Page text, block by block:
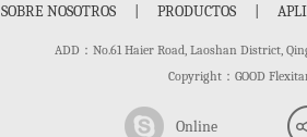
SOBRE NOSOTROS| PRODUCTOS|
ADD：No.61 Haier Road, Laoshan District,
Copyright：GOOD
Online